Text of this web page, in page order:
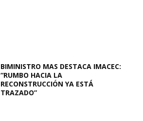
BIMINISTRO MAS DESTACA IMACEC:
“RUMBO HACIA LA
RECONSTRUCCIÓN YA ESTÁ
TRAZADO”